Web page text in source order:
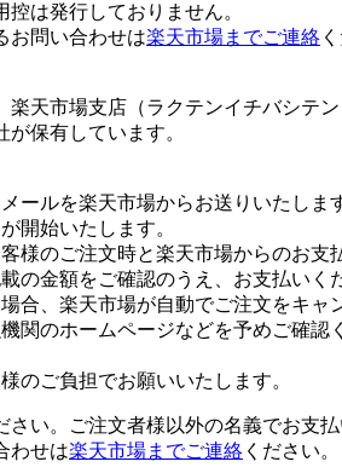
は発行しておりません。
お問い合わせは楽天市場までご連絡
楽天市場支店（ラクテンイチバシテ
保有しています。
ールを楽天市場からお送りいたしま
開始いたします。
様のご注文時と楽天市場からのお支
の金額をご確認のうえ、お支払いく
合、楽天市場が自動でご注文をキャ
関のホームページなどを予めご確
のご負担でお願いいたします。
い。ご注文者様以外の名義でお支
わせは楽天市場までご連絡 ください。